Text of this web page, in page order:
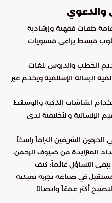
والدعوي
حلقات فقهية وإرشادية
مبسط يراعي مستويات
الخطب والدروس بلغات
الرسالة الإسلامية ويخدم غير
الشاشات الذكية والوسائط
الإنسانية والأخلاقية لدى
الشريفين التزاماً راسخاً
المتزايدة من ضيوف الرحمن.
يبقى التساؤل قائماً: كيف
في صياغة تجربة تعبدية
لتصبح أكثر عمقاً واتصالاً